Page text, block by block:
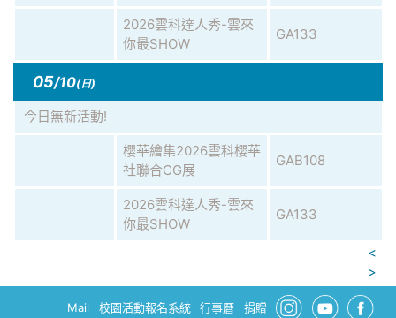
2026雲科達人秀-雲來
你最SHOW
GA133
05/10(日)
今日無新活動!
櫻華繪集2026雲科櫻華
社聯合CG展
GAB108
2026雲科達人秀-雲來
你最SHOW
GA133
<
>
Mail 校園活動報名系統 行事曆 捐贈